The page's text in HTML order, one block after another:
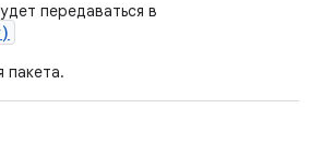
передаваться в
пакета.